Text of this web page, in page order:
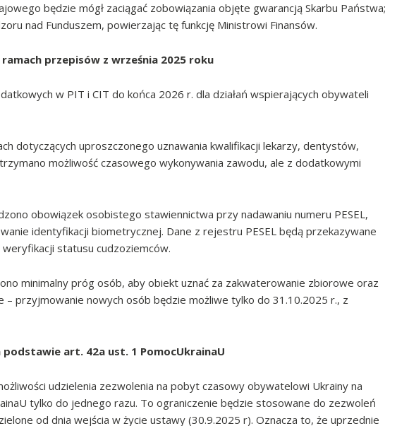
będzie mógł zaciągać zobowiązania objęte gwarancją Skarbu Państwa;
nad Funduszem, powierzając tę funkcję Ministrowi Finansów.
przepisów z września 2025 roku
w PIT i CIT do końca 2026 r. dla działań wspierających obywateli
dotyczących uproszczonego uznawania kwalifikacji lekarzy, dentystów,
możliwość czasowego wykonywania zawodu, ale z dodatkowymi
obowiązek osobistego stawiennictwa przy nadawaniu numeru PESEL,
identyfikacji biometrycznej. Dane z rejestru PESEL będą przekazywane
statusu cudzoziemców.
minimalny próg osób, aby obiekt uznać za zakwaterowanie zbiorowe oraz
przyjmowanie nowych osób będzie możliwe tylko do 31.10.2025 r., z
art. 42a ust. 1 PomocUkrainaU
udzielenia zezwolenia na pobyt czasowy obywatelowi Ukrainy na
tylko do jednego razu. To ograniczenie będzie stosowane do zezwoleń
od dnia wejścia w życie ustawy (30.9.2025 r). Oznacza to, że uprzednie